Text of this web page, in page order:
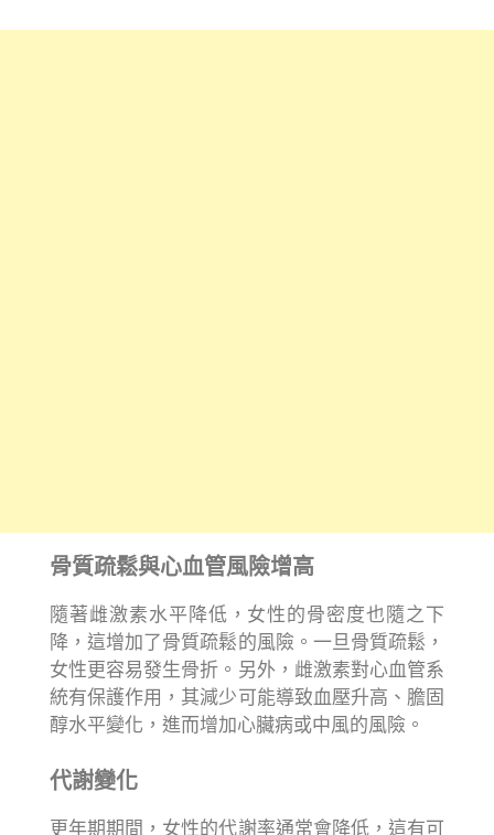
骨質疏鬆與心血管風險增高
隨著雌激素水平降低，女性的骨密度也隨之下
降，這增加了骨質疏鬆的風險。一旦骨質疏鬆，
女性更容易發生骨折。另外，雌激素對心血管系
統有保護作用，其減少可能導致血壓升高、膽固
醇水平變化，進而增加心臟病或中風的風險。
代謝變化
更年期期間，女性的代謝率通常會降低，這有可